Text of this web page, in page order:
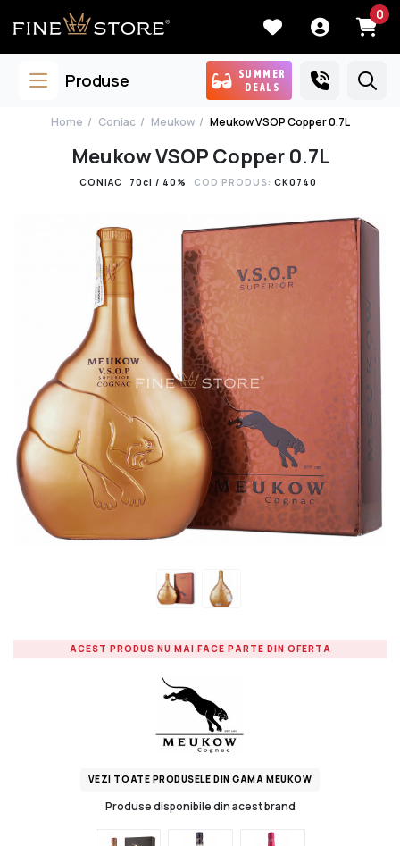
0
Produse
SUMMER
DEALS
Home Coniac Meukow Meukow VSOP Copper 0.7L
Meukow VSOP Copper 0.7L
CONIAC 70cl / 40% COD PRODUS: CK0740
ACEST PRODUS NU MAI FACE PARTE DIN OFERTA
VEZI TOATE PRODUSELE DIN GAMA MEUKOW
Produse disponibile din acest brand